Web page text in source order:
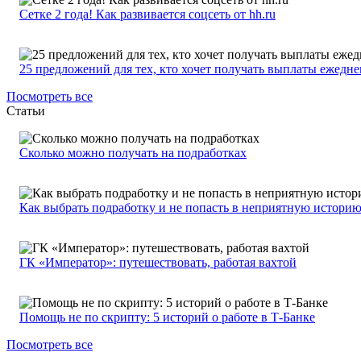
Сетке 2 года! Как развивается соцсеть от hh.ru
25 предложений для тех, кто хочет получать выплаты
Посмотреть все
Статьи
Сколько можно получать на подработках
Как выбрать подработку и не попасть в неприятную историю
ГК «Император»: путешествовать, работая вахтой
Помощь не по скрипту: 5 историй о работе в Т-Банке
Посмотреть все